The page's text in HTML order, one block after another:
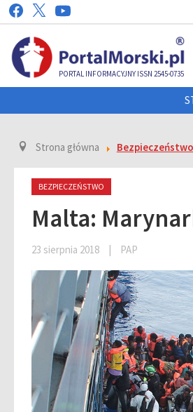
PORTAL INFORMACYJNY ISSN 2545-0735
Strona główna Bezpieczeństwo
BEZPIECZEŃSTWO
Malta:
23 sierpnia 2018 | PAP